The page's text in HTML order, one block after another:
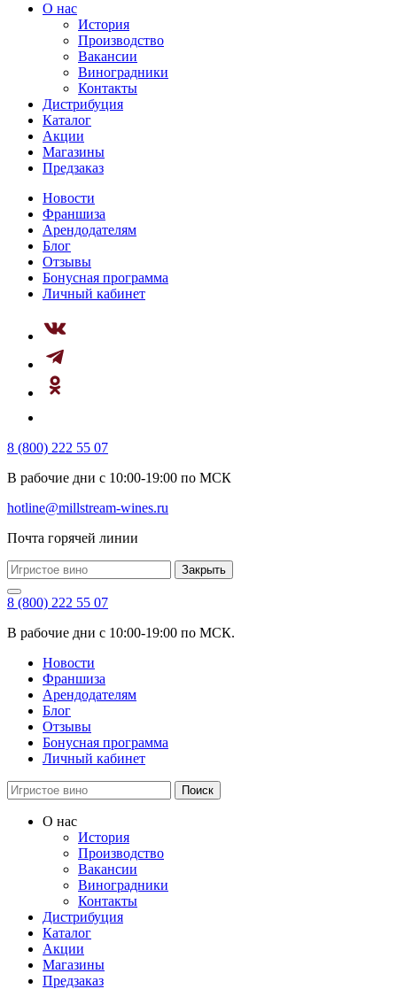
О нас
История
Производство
Вакансии
Виноградники
Контакты
Дистрибуция
Каталог
Акции
Магазины
Предзаказ
Новости
Франшиза
Арендодателям
Блог
Отзывы
Бонусная программа
Личный кабинет
8 (800) 222 55 07
В рабочие дни с 10:00-19:00 по МСК
hotline@millstream-wines.ru
Почта горячей линии
Закрыть
8 (800) 222 55 07
В рабочие дни с 10:00-19:00 по МСК.
Новости
Франшиза
Арендодателям
Блог
Отзывы
Бонусная программа
Личный кабинет
Поиск
О нас
История
Производство
Вакансии
Виноградники
Контакты
Дистрибуция
Каталог
Акции
Магазины
Предзаказ